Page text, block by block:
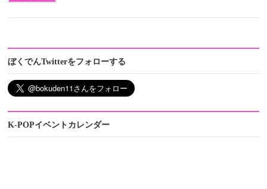
ぼくでんTwitterをフォローする
K-POPイベントカレンダー